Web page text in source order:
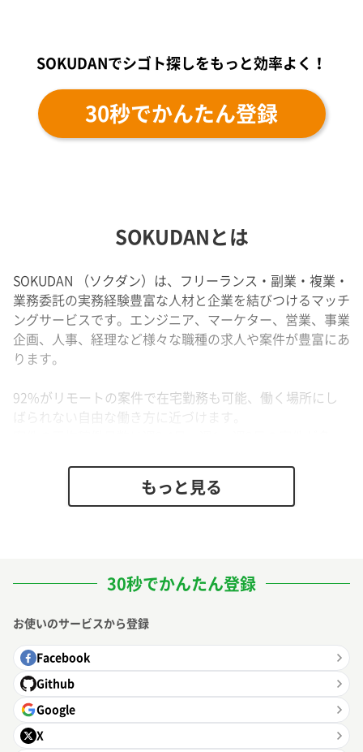
SOKUDANでシゴト探しをもっと効率よく！
30秒でかんたん登録
SOKUDANとは
SOKUDAN （ソクダン）は、フリーランス・副業・複業・
業務委託の実務経験豊富な人材と企業を結びつけるマッチ
ングサービスです。エンジニア、マーケター、営業、事業
企画、人事、経理など様々な職種の求人や案件が豊富にあ
ります。
92%がリモートの案件で在宅勤務も可能、働く場所にし
ばられない自由な働き方に近づけます。
平均単価は、32.1万円。経験値の高い方を求めているた
もっと見る
30秒でかんたん登録
お使いのサービスから登録
Facebook
Github
Google
X